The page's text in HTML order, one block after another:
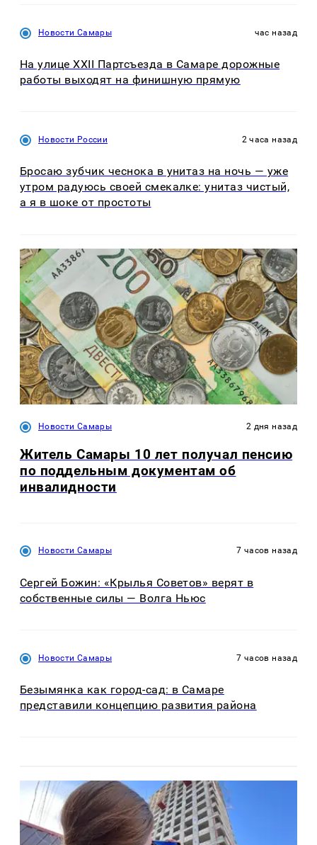
Новости Самары час назад
На улице XXII Партсъезда в Самаре дорожные
работы выходят на финишную прямую
Новости России 2 часа назад
Бросаю зубчик чеснока в унитаз на ночь — уже
утром радуюсь своей смекалке: унитаз чистый,
а я в шоке от простоты
Новости Самары 2 дня назад
Житель Самары 10 лет получал пенсию
по поддельным документам об
инвалидности
Новости Самары 7 часов назад
Сергей Божин: «Крылья Советов» верят в
собственные силы — Волга Ньюс
Новости Самары 7 часов назад
Безымянка как город-сад: в Самаре
представили концепцию развития района